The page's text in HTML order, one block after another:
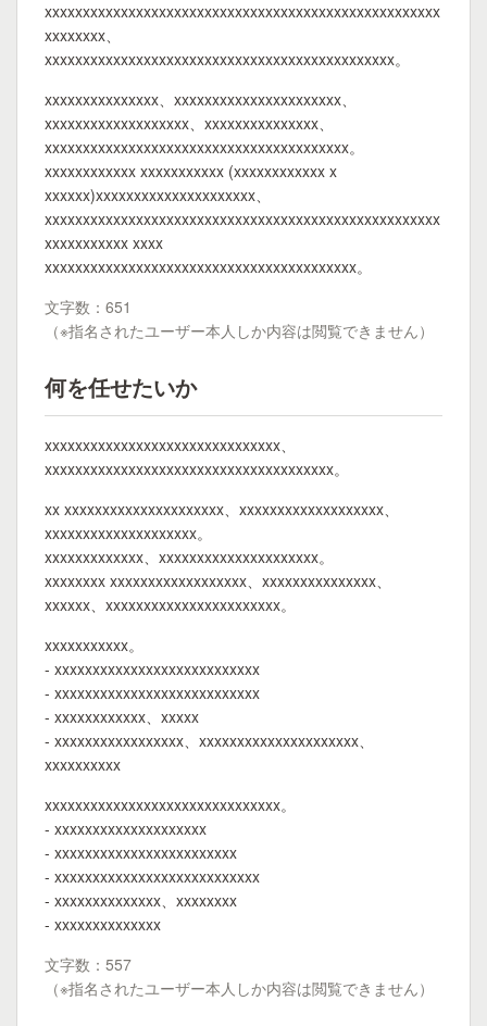
xxxxxxxxxxxxxxxxxxxxxxxxxxxxxxxxxxxxxxxxxxxxxxxxxxxx
xxxxxxxx、
xxxxxxxxxxxxxxxxxxxxxxxxxxxxxxxxxxxxxxxxxxxxxx。
xxxxxxxxxxxxxxx、xxxxxxxxxxxxxxxxxxxxxx、
xxxxxxxxxxxxxxxxxxx、xxxxxxxxxxxxxxx、
xxxxxxxxxxxxxxxxxxxxxxxxxxxxxxxxxxxxxxxx。
xxxxxxxxxxxx xxxxxxxxxxx (xxxxxxxxxxxx x
xxxxxx)xxxxxxxxxxxxxxxxxxxxx、
xxxxxxxxxxxxxxxxxxxxxxxxxxxxxxxxxxxxxxxxxxxxxxxxxxxx
xxxxxxxxxxx xxxx
xxxxxxxxxxxxxxxxxxxxxxxxxxxxxxxxxxxxxxxxx。
文字数：651
（※指名されたユーザー本人しか内容は閲覧できません）
何を任せたいか
xxxxxxxxxxxxxxxxxxxxxxxxxxxxxxx、
xxxxxxxxxxxxxxxxxxxxxxxxxxxxxxxxxxxxxx。
xx xxxxxxxxxxxxxxxxxxxxx、xxxxxxxxxxxxxxxxxxx、
xxxxxxxxxxxxxxxxxxxx。
xxxxxxxxxxxxx、xxxxxxxxxxxxxxxxxxxxx。
xxxxxxxx xxxxxxxxxxxxxxxxxx、xxxxxxxxxxxxxxx、
xxxxxx、xxxxxxxxxxxxxxxxxxxxxxx。
xxxxxxxxxxx。
- xxxxxxxxxxxxxxxxxxxxxxxxxxx
- xxxxxxxxxxxxxxxxxxxxxxxxxxx
- xxxxxxxxxxxx、xxxxx
- xxxxxxxxxxxxxxxxx、xxxxxxxxxxxxxxxxxxxxx、
xxxxxxxxxx
xxxxxxxxxxxxxxxxxxxxxxxxxxxxxxx。
- xxxxxxxxxxxxxxxxxxxx
- xxxxxxxxxxxxxxxxxxxxxxxx
- xxxxxxxxxxxxxxxxxxxxxxxxxxx
- xxxxxxxxxxxxxx、xxxxxxxx
- xxxxxxxxxxxxxx
文字数：557
（※指名されたユーザー本人しか内容は閲覧できません）